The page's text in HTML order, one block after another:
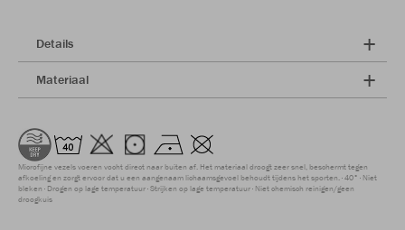
Details
Materiaal
Microfijne vezels voeren vocht direct naar buiten af. Het materiaal droogt zeer snel, beschermt tegen
afkoeling en zorgt ervoor dat u een aangenaam lichaamsgevoel behoudt tijdens het sporten. 40° Niet
bleken Drogen op lage temperatuur Strijken op lage temperatuur Niet chemisch reinigen/geen
droogkuis